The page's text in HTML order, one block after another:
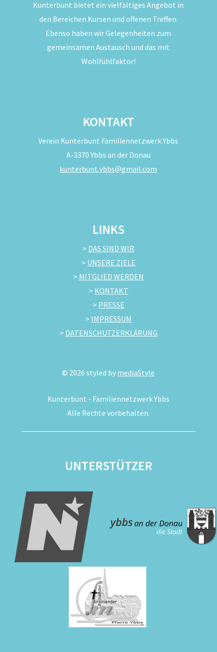
Kunterbunt bietet ein vielfältiges Angebot in
den Bereichen Kursen und offenen Treffen.
Ebenso haben wir Gelegenheiten zum
gemeinsamen Austausch und das mit
Wohlfühlfaktor!
KONTAKT
Verein Kunterbunt Familiennetzwerk Ybbs
A-3370 Ybbs an der Donau
kunterbunt.ybbs@gmail.com
LINKS
> DAS SIND WIR
> UNSERE ZIELE
> MITGLIED WERDEN
> KONTAKT
> PRESSE
> IMPRESSUM
> DATENSCHUTZERKLÄRUNG
© 2026 styled by mediaStyle
Kunterbunt - Familiennetzwerk Ybbs
Alle Rechte vorbehalten.
UNTERSTÜTZER